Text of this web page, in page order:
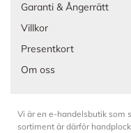
Garanti & Ångerrätt
Villkor
Presentkort
Om oss
Vi är en e-handelsbutik som
sortiment är därför